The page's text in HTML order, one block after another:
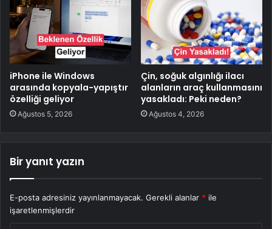
iPhone ile Windows
arasında kopyala-yapıştır
özelliği geliyor
Ağustos 5, 2026
Çin, soğuk algınlığı ilacı
alanların araç kullanmasını
yasakladı: Peki neden?
Ağustos 4, 2026
Bir yanıt yazın
E-posta adresiniz yayınlanmayacak. Gerekli alanlar * ile
işaretlenmişlerdir